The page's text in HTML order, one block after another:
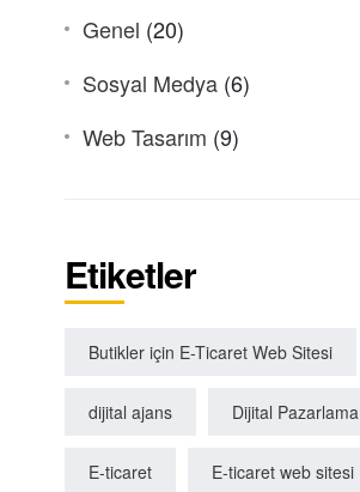
Genel (20)
Sosyal Medya (6)
Web Tasarım (9)
Etiketler
Butikler için E-Ticaret Web Sitesi
dijital ajans Dijital Pazarlama
E-ticaret E-ticaret web sitesi